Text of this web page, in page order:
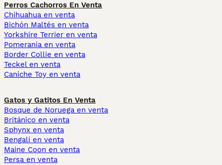
Perros Cachorros En Venta
Chihuahua en venta
Bichón Maltés en venta
Yorkshire Terrier en venta
Pomerania en venta
Border Collie en venta
Teckel en venta
Caniche Toy en venta
Gatos y Gatitos En Venta
Bosque de Noruega en venta
Británico en venta
Sphynx en venta
Bengalí en venta
Maine Coon en venta
Persa en venta